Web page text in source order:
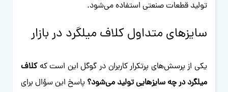
تولید قطعات صنعتی استفاده می‌شود.
سایزهای متداول کلاف میلگرد در بازار
یکی از پرسش‌های پرتکرار کاربران در گوگل این است کهکلاف
میلگرد در چه سایزهایی تولید می‌شود؟ پاسخ این سؤال برای